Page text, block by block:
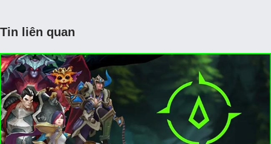
Tin liên quan